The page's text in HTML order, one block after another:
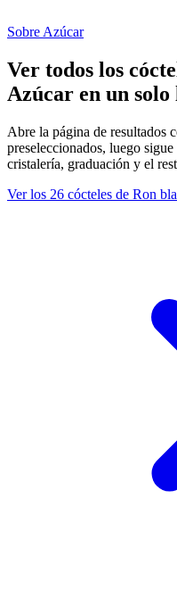
Sobre Azúcar
Ver todos los
Azúcar en un
Abre la página de resultados
preseleccionados, luego
cristalería, graduación y el
Ver los 26 cócteles de Ron